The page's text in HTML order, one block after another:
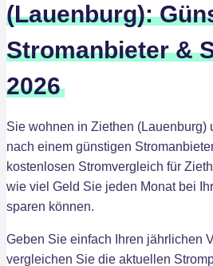
(Lauenburg):
Stromanbieter &
2026
Sie wohnen in Ziethen (Lauenburg)
nach einem günstigen
kostenlosen Stromvergleich für
wie viel Geld Sie jeden Monat bei
sparen können.
Geben Sie einfach Ihren jährlichen
vergleichen Sie die aktuellen